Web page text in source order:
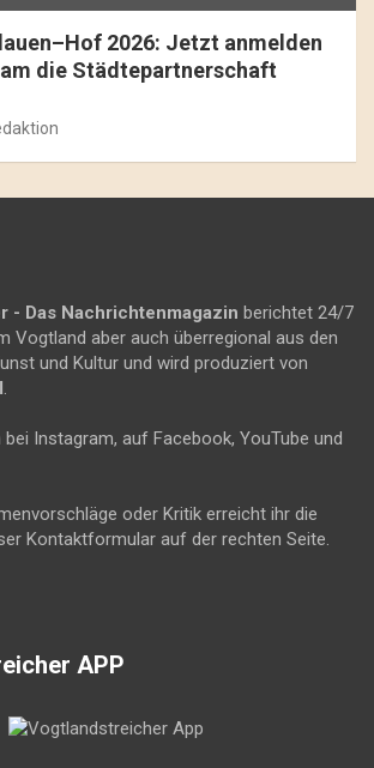
2026: Jetzt anmelden
die Städtepartnerschaft
- Das Nachrichtenmagazin berichtet 24/7
Vogtland aber auch überregional aus den
und Kultur und wird produziert von
.
Instagram, auf Facebook, YouTube und
oder Kritik erreicht ihr die
Kontaktformular auf der rechten Seite.
APP